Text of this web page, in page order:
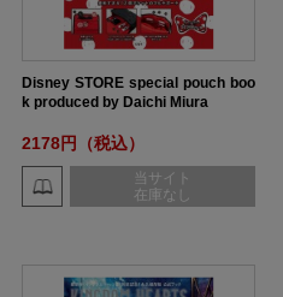
Disney STORE special pouch boo
k produced by Daichi Miura
2178円（税込）
当サイト
在庫なし